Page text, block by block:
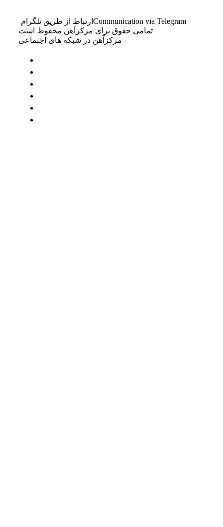
ارتباط از طریق تلگرام Communication via Telegram
تمامی حقوق برای مرکزآهن محفوظ است
مرکزآهن در شبکه های اجتماعی